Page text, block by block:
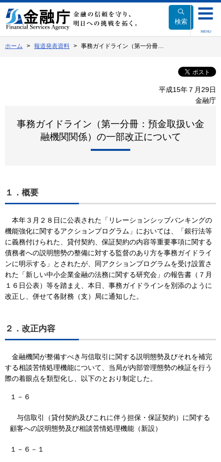
文
へ
動
検索
MENU
ホーム 報道発表資料 事務ガイドライン（第一分冊…
平成15年７月29日
金融庁
事務ガイドライン（第一分冊：預金取扱い金
融機関関係）の一部改正について
１．概要
本年３月２８日に公表された「リレーションシップバンキングの
機能強化に関するアクションプログラム」においては、「銀行法等
に義務付けられた、貸付契約、保証契約の内容等重要事項に関する
債務者への説明態勢の整備に対する監督のあり方を事務ガイドライ
ンに明示する」とされたが、同アクションプログラムを受け設置さ
れた「新しい中小企業金融の法務に関する研究会」の報告書（７月
１６日公表）等を踏まえ、本日、事務ガイドラインを別添のように
改正し、併せて各財務（支）局に通知した。
２．改正内容
金融機関が整備すべき与信取引に関する説明態勢及びそれを補完
する相談苦情処理機能について、当局が内部管理態勢の検証を行う
際の着眼点を類型化し、以下のとおり制定した。
１－６
与信取引（貸付契約及びこれに伴う担保・保証契約）に関する
顧客への説明態勢及び相談苦情処理機能（新設）
１－６－１